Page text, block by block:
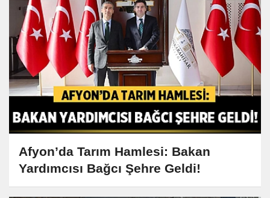
Afyon’da Tarım Hamlesi: Bakan
Yardımcısı Bağcı Şehre Geldi!